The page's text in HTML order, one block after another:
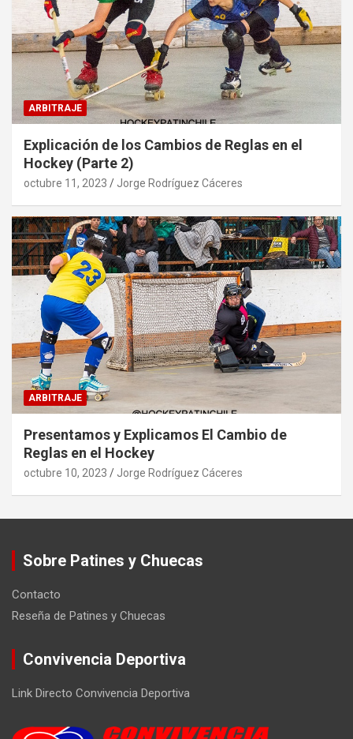
ARBITRAJE
Explicación de los Cambios de Reglas en el
Hockey (Parte 2)
octubre 11, 2023 Jorge Rodríguez Cáceres
ARBITRAJE
Presentamos y Explicamos El Cambio de
Reglas en el Hockey
octubre 10, 2023 Jorge Rodríguez Cáceres
Sobre Patines y Chuecas
Contacto
Reseña de Patines y Chuecas
Convivencia Deportiva
Link Directo Convivencia Deportiva